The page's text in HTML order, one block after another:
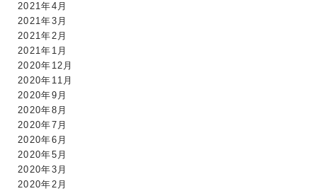
2021年4月
2021年3月
2021年2月
2021年1月
2020年12月
2020年11月
2020年9月
2020年8月
2020年7月
2020年6月
2020年5月
2020年3月
2020年2月